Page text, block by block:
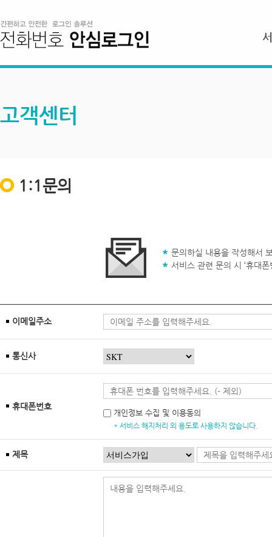
고객센터
1:1문의
문의하실 내용을 작성해서
서비스 관련 문의 시 ‘휴대
이메일주소
통신사
휴대폰번호
개인정보 수집 및 이용동의
* 서비스 해지처리 외 용도로 사용하지 않습니다.
제목